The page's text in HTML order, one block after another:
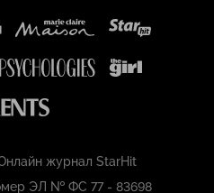
журнал StarHit
ЭЛ № ФС 77 - 83698